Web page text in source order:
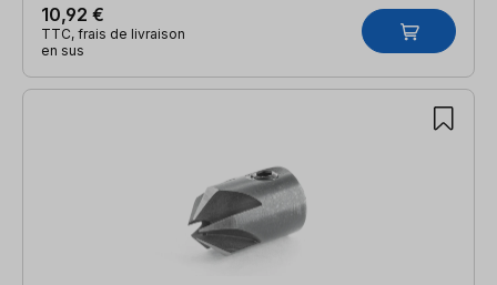
10,92 €
TTC, frais de livraison
en sus